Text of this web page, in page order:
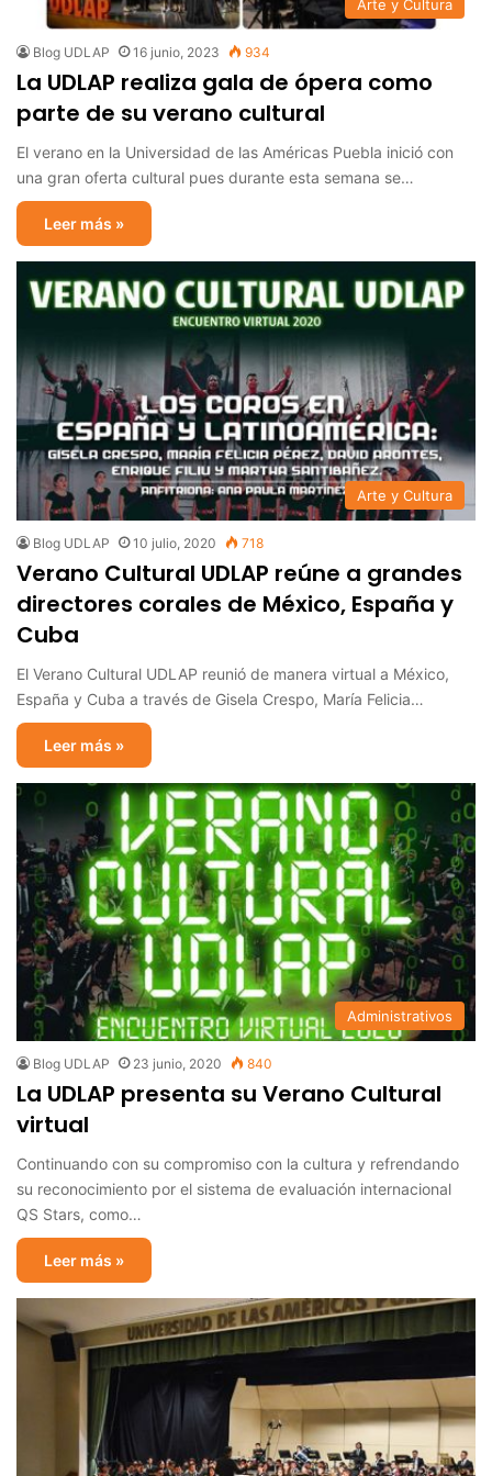
Arte y Cultura
Blog UDLAP 16 junio, 2023 934
La UDLAP realiza gala de ópera como
parte de su verano cultural
El verano en la Universidad de las Américas Puebla inició con
una gran oferta cultural pues durante esta semana se…
Leer más »
Arte y Cultura
Blog UDLAP 10 julio, 2020 718
Verano Cultural UDLAP reúne a grandes
directores corales de México, España y
Cuba
El Verano Cultural UDLAP reunió de manera virtual a México,
España y Cuba a través de Gisela Crespo, María Felicia…
Leer más »
Administrativos
Blog UDLAP 23 junio, 2020 840
La UDLAP presenta su Verano Cultural
virtual
Continuando con su compromiso con la cultura y refrendando
su reconocimiento por el sistema de evaluación internacional
QS Stars, como…
Leer más »